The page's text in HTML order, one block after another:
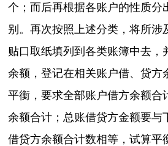
个；而后再根据各账户的性质分
别。再次按照上述分类，将所涉
贴口取纸填列到各类账簿中去，
余额，登记在相关账户借、贷方
平衡，要求全部账户借方余额合
余额合计；总账借贷方金额要与
借贷方余额合计数相等，试算平